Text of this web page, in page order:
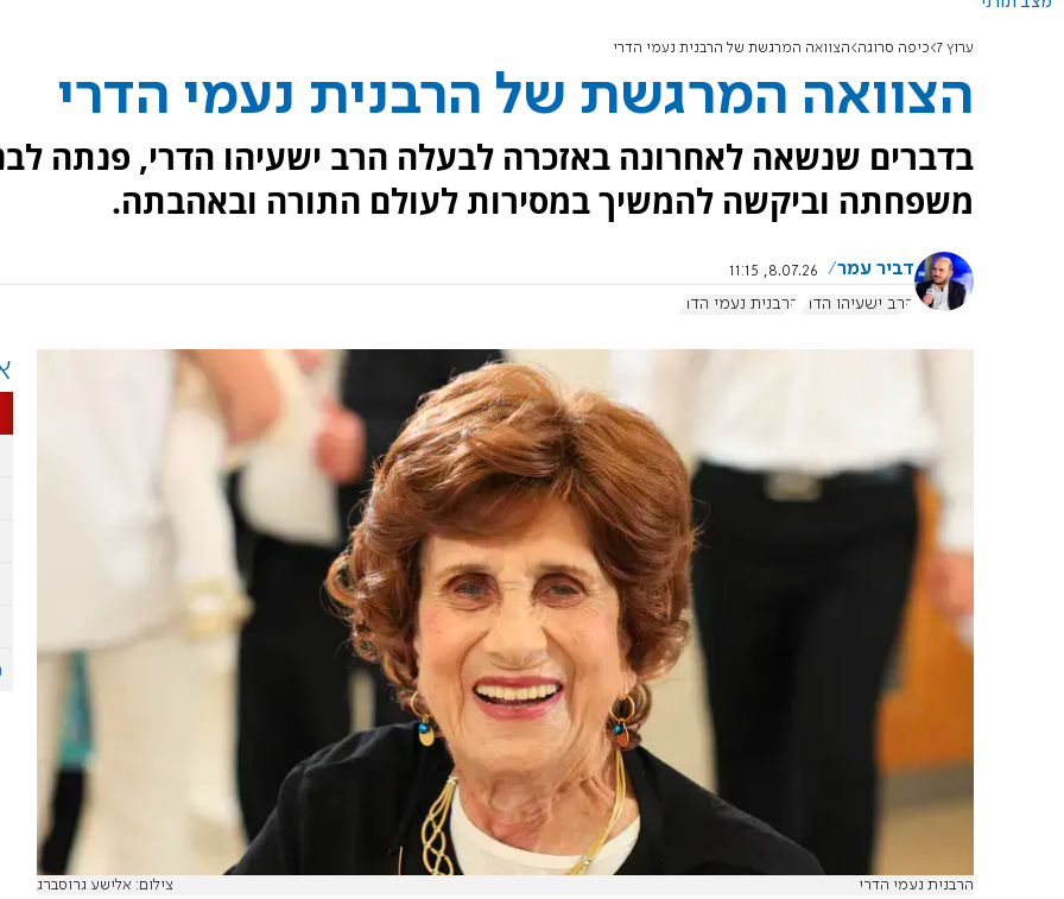
ערוץ 7 כיפה סרוגה הצוואה המרגשת של הרבנית נעמי הדרי
הצוואה המרגשת של הרבנית נעמי הדרי
בדברים שנשאה לאחרונה באזכרה לבעלה הרב ישעיהו הדרי, פנתה
משפחתה וביקשה להמשיך במסירות לעולם התורה ובאהבתה.
דביר עמר
8.07.26, 11:15
הרב ישעיהו הדרי
הרבנית נעמי הדרי
הרבנית נעמי הדרי צילום: אלישע גרוסברג